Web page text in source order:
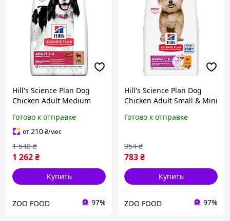
Hill's Science Plan Dog
Chicken Adult Medium
собак средних пород с
мясом ягнёнка и рисом
2.5 кг
Готово к отправке
от210₴/мес
1 262₴
1 548 ₴
Купить
ZOO FOOD 97%
Hill's Science Plan Dog
Chicken Adult Small & Mini
собак мелких и
мясом курицы 1.5 кг
Готово к отправке
783₴
954 ₴
Купить
ZOO FOOD 97%